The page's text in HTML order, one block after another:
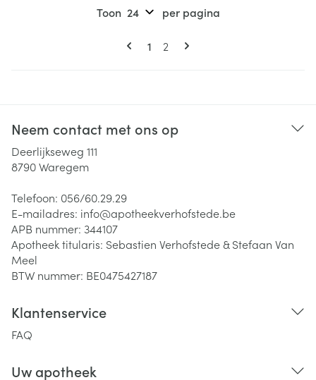
Pagina's
U lees momenteel pagina
1 Pagina
2
Toon per pagina
Neem contact met ons op
Deerlijkseweg 111
8790Waregem
Telefoon: 056/60.29.29
E-mailadres: info@apotheekverhofstede.be
APB nummer: 344107
Apotheek titularis: Sebastien Verhofstede & Stefaan Van
Meel
BTW nummer: BE0475427187
Klantenservice
FAQ
Uw apotheek